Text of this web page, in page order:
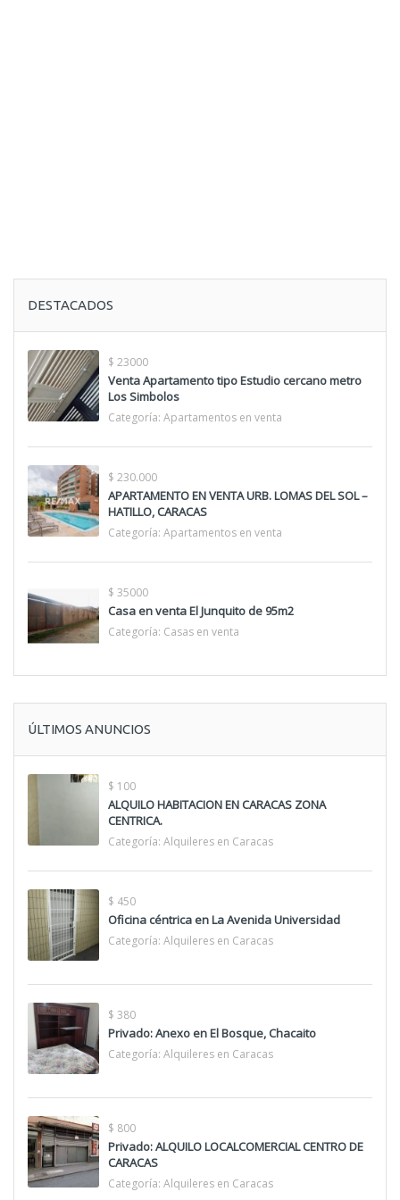
DESTACADOS
$ 23000
Venta Apartamento tipo Estudio cercano metro
Los Simbolos
Categoría: Apartamentos en venta
$ 230.000
APARTAMENTO EN VENTA URB. LOMAS DEL SOL –
HATILLO, CARACAS
Categoría: Apartamentos en venta
$ 35000
Casa en venta El Junquito de 95m2
Categoría: Casas en venta
ÚLTIMOS ANUNCIOS
$ 100
ALQUILO HABITACION EN CARACAS ZONA
CENTRICA.
Categoría: Alquileres en Caracas
$ 450
Oficina céntrica en La Avenida Universidad
Categoría: Alquileres en Caracas
$ 380
Privado: Anexo en El Bosque, Chacaito
Categoría: Alquileres en Caracas
$ 800
Privado: ALQUILO LOCALCOMERCIAL CENTRO DE
CARACAS
Categoría: Alquileres en Caracas